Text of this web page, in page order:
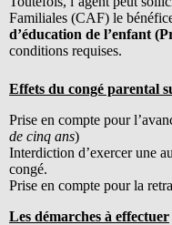
Familiales (CAF) le
d’éducation de l’enfant
conditions requises.
Effets du congé parental
Prise en compte pour
de cinq ans)
Interdiction d’exercer une
congé.
Prise en compte pour la
Les démarches à effectuer